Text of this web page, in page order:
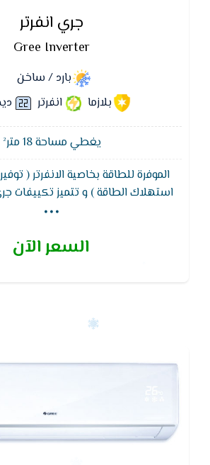
جري انفرتر
Gree Inverter
بارد / ساخن
بلازما
انفرتر
يغطي مساحة 18 متر²
استهلاك الطاقة ) و تتميز تكييفات
بشاشة ليد لمعرفة درجات الحرارة
...
السعر الآن